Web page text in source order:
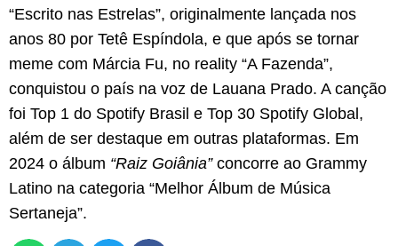
“Escrito nas Estrelas”, originalmente lançada nos
anos 80 por Tetê Espíndola, e que após se tornar
meme com Márcia Fu, no reality “A Fazenda”,
conquistou o país na voz de Lauana Prado. A canção
foi Top 1 do Spotify Brasil e Top 30 Spotify Global,
além de ser destaque em outras plataformas. Em
2024 o álbum “Raiz Goiânia”concorre ao Grammy
Latino na categoria “Melhor Álbum de Música
Sertaneja”.